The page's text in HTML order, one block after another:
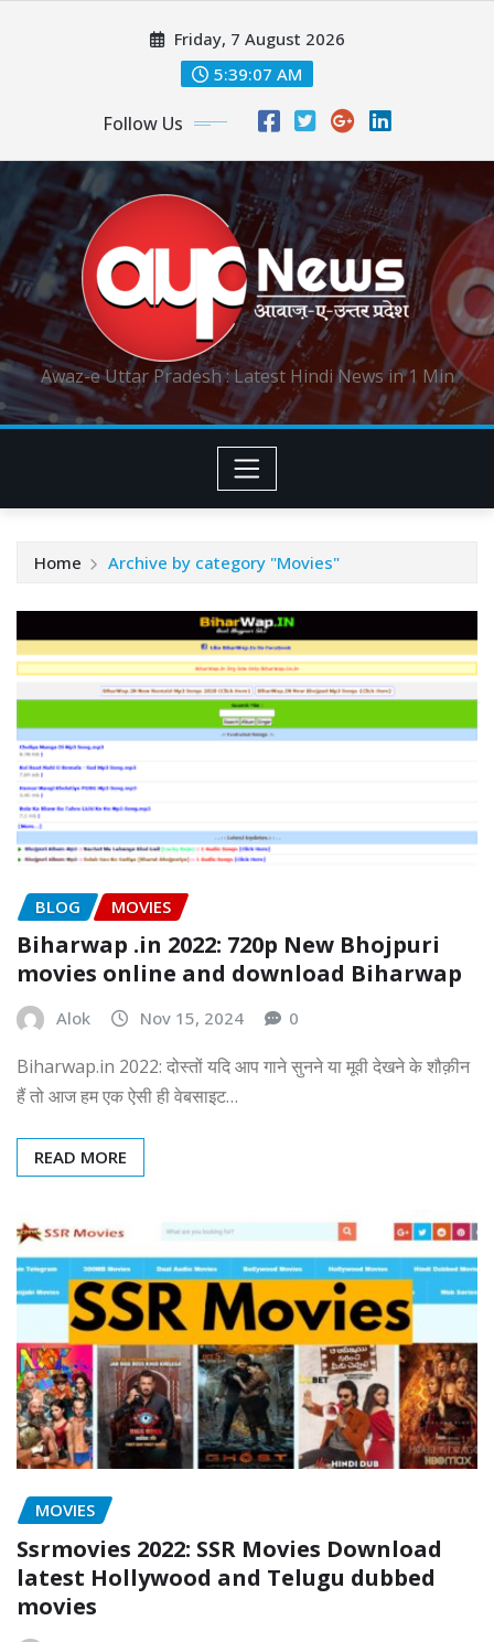
Friday, 7 August 2026
5:39:07 AM
Follow Us
Awaz-e Uttar Pradesh : Latest Hindi News in 1 Min
Home Archive by category "Movies"
BLOG MOVIES
Biharwap .in 2022: 720p New Bhojpuri
movies online and download Biharwap
Alok Nov 15, 2024 0
Biharwap.in 2022: दोस्तों यदि आप गाने सुनने या मूवी देखने के शौक़ीन
हैं तो आज हम एक ऐसी ही वेबसाइट…
READ MORE
MOVIES
Ssrmovies 2022: SSR Movies Download
latest Hollywood and Telugu dubbed
movies